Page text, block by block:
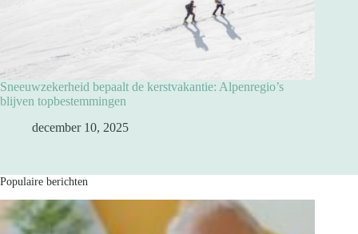
Sneeuwzekerheid bepaalt de kerstvakantie: Alpenregio’s
blijven topbestemmingen
december 10, 2025
Populaire berichten